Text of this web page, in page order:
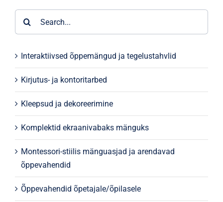
Interaktiivsed õppemängud ja tegelustahvlid
Kirjutus- ja kontoritarbed
Kleepsud ja dekoreerimine
Komplektid ekraanivabaks mänguks
Montessori-stiilis mänguasjad ja arendavad
õppevahendid
Õppevahendid õpetajale/õpilasele